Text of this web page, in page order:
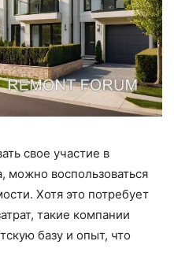
свое участие в
можно воспользоваться
Хотя это потребует
такие компании
базу и опыт, что